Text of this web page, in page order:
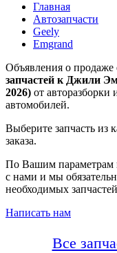
Главная
Автозапчасти
Geely
Emgrand
Объявления о продаже
запчастей к Джили
2026) от авторазборки
автомобилей.
Выберите запчасть из
заказа.
По Вашим параметрам
с нами и мы
необходимых
Написать нам
Все